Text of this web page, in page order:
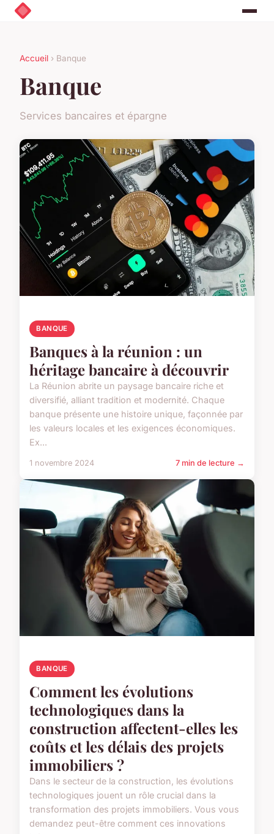
Accueil › Banque
Banque
Services bancaires et épargne
BANQUE
Banques à la réunion : un
héritage bancaire à découvrir
La Réunion abrite un paysage bancaire riche et
diversifié, alliant tradition et modernité. Chaque
banque présente une histoire unique, façonnée par
les valeurs locales et les exigences économiques.
Ex...
1 novembre 2024 7 min de lecture →
BANQUE
Comment les évolutions
technologiques dans la
construction affectent-elles les
coûts et les délais des projets
immobiliers ?
Dans le secteur de la construction, les évolutions
technologiques jouent un rôle crucial dans la
transformation des projets immobiliers. Vous vous
demandez peut-être comment ces innovations